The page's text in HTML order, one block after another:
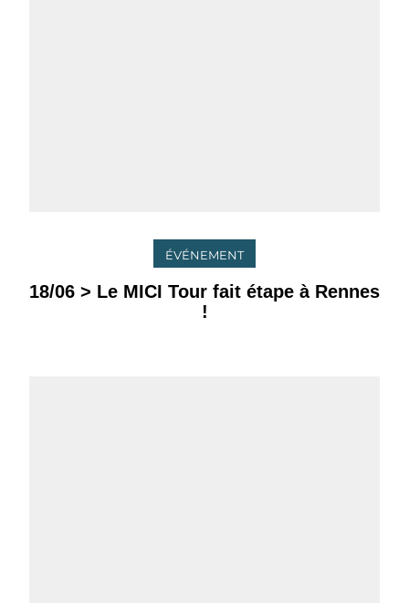
ÉVÉNEMENT
18/06 > Le MICI Tour fait étape à Rennes
!